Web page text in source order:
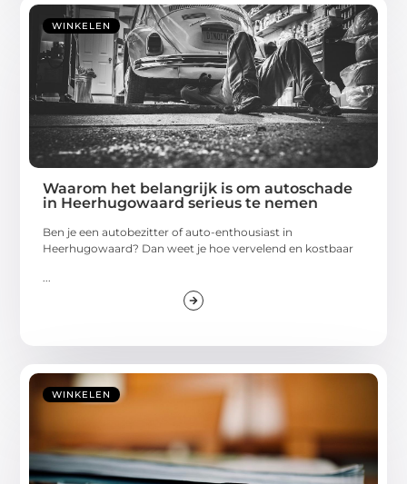
WINKELEN
Waarom het belangrijk is om autoschade
in Heerhugowaard serieus te nemen
Ben je een autobezitter of auto-enthousiast in
Heerhugowaard? Dan weet je hoe vervelend en kostbaar
...
WINKELEN